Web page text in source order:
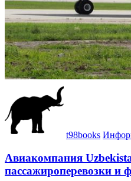
t98books
Авиакомпания
пассажироперевозки и